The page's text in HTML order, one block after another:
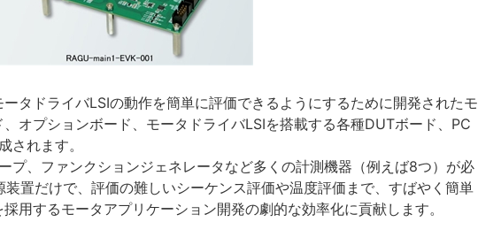
タドライバLSIの動作を簡単に評価できるようにするために開発されたモ
オプションボード、モータドライバLSIを搭載する各種DUTボード、PC
されます。
プ、ファンクションジェネレータなど多くの計測機器（例えば8つ）が必
置だけで、評価の難しいシーケンス評価や温度評価まで、すばやく簡単
用するモータアプリケーション開発の劇的な効率化に貢献します。